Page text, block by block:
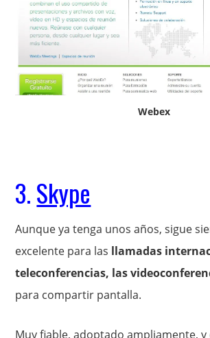
Webex
3.Skype
Aunque ya tenga unos años, sigue
excelente para las llamadas
teleconferencias, las
para compartir pantalla.
Muy fiable, adoptado ampliamente,